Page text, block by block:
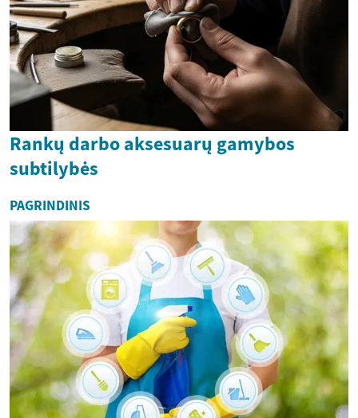
Rankų darbo aksesuarų gamybos
subtilybės
PAGRINDINIS